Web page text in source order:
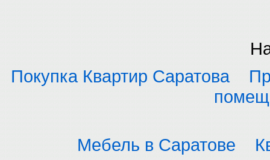
Покупка Квартир Саратова
Мебель в Саратове